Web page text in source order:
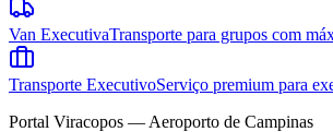
Van ExecutivaTransporte para grupos com
Transporte ExecutivoServiço premium para
Portal Viracopos — Aeroporto de Campinas